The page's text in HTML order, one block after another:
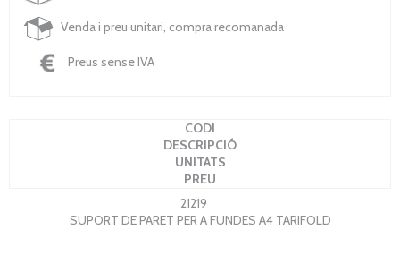
Venda i preu unitari, compra recomanada
Preus sense IVA
CODI
DESCRIPCIÓ
UNITATS
PREU
21219
SUPORT DE PARET PER A FUNDES A4 TARIFOLD